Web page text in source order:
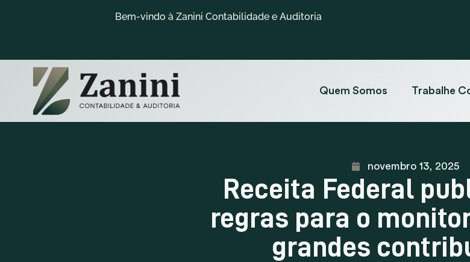
Bem-vindo à Zanini Contabilidade e Auditoria
Quem Somos Trabalhe
novembro 13, 2025
Receita Federal
regras para o
grandes